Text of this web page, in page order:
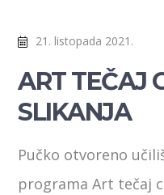
21. listopada 2021.
ART TEČAJ
SLIKANJA
Pučko otvoreno
programa Art tečaj